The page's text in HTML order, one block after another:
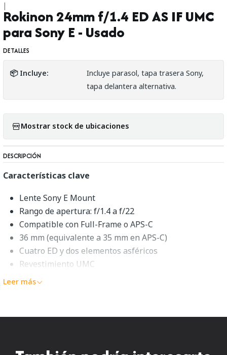
|
Rokinon 24mm f/1.4 ED AS IF UMC
para Sony E - Usado
DETALLES
📦 Incluye:
Incluye parasol, tapa trasera Sony,
tapa delantera alternativa.
Mostrar stock de ubicaciones
DESCRIPCIÓN
Características clave
Lente Sony E Mount
Rango de apertura: f/1.4 a f/22
Compatible con Full-Frame o APS-C
36 mm (equivalente a 35 mm en APS-C)
Cuatro ED y dos elementos asféricos
Revestimiento UMC
Diseño de enfoque manual
24mm f/1.4
Leer más